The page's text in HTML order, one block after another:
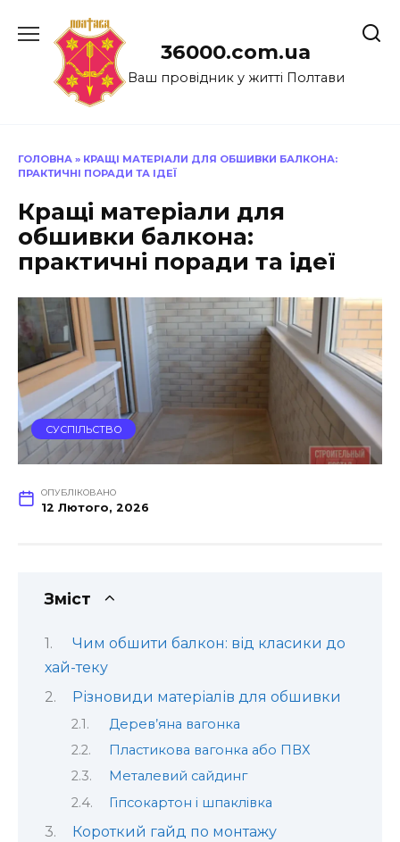
до
36000.com.ua
Ваш провідник у житті Полтави
ГОЛОВНА » КРАЩІ МАТЕРІАЛИ ДЛЯ ОБШИВКИ БАЛКОНА:
ПРАКТИЧНІ ПОРАДИ ТА ІДЕЇ
Кращі матеріали для
обшивки балкона:
практичні поради та ідеї
СУСПІЛЬСТВО
ОПУБЛІКОВАНО
12 Лютого, 2026
Зміст
Чим обшити балкон: від класики до
хай-теку
Різновиди матеріалів для обшивки
Дерев’яна вагонка
Пластикова вагонка або ПВХ
Металевий сайдинг
Гіпсокартон і шпаклівка
Короткий гайд по монтажу